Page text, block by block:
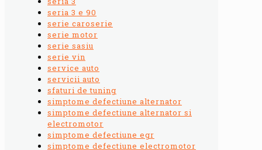
seria 3 e 90
serie caroserie
serie motor
serie sasiu
serie vin
service auto
servicii auto
sfaturi de tuning
simptome defectiune alternator
simptome defectiune alternator si
electromotor
simptome defectiune egr
simptome defectiune electromotor